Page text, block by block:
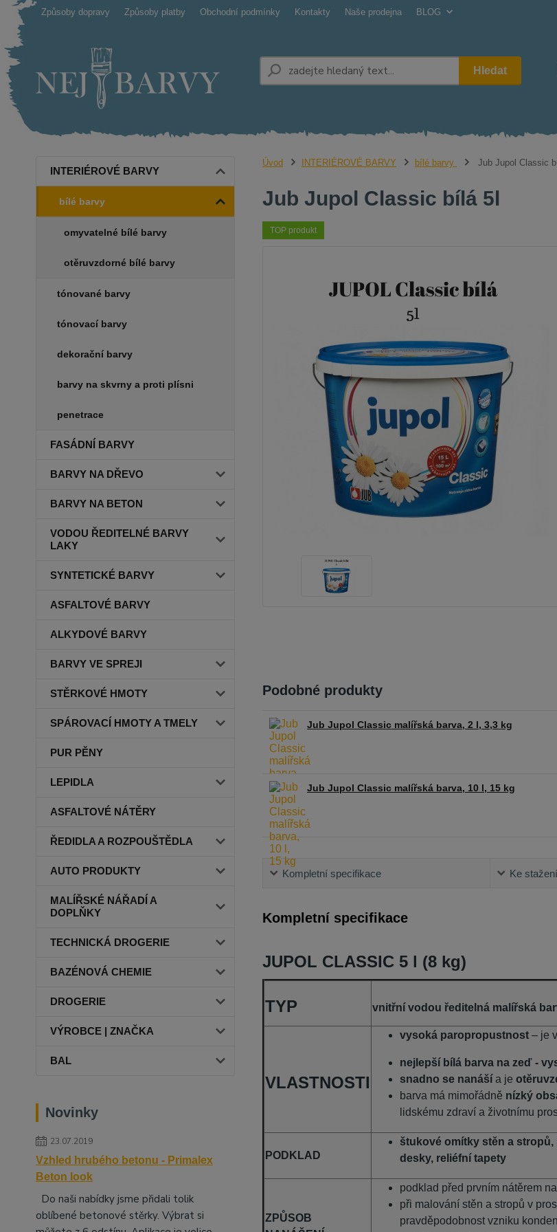
Způsoby dopravy Způsoby platby Obchodní podmínky Kontakty Naše prodejna BLOG
Hledat
INTERIÉROVÉ BARVY
bílé barvy
omyvatelné bílé barvy
otěruvzdorné bílé barvy
tónované barvy
tónovací barvy
dekorační barvy
barvy na skvrny a proti plísni
penetrace
FASÁDNÍ BARVY
BARVY NA DŘEVO
BARVY NA BETON
VODOU ŘEDITELNÉ BARVY
LAKY
SYNTETICKÉ BARVY
ASFALTOVÉ BARVY
ALKYDOVÉ BARVY
BARVY VE SPREJI
STĚRKOVÉ HMOTY
SPÁROVACÍ HMOTY A TMELY
PUR PĚNY
LEPIDLA
ASFALTOVÉ NÁTĚRY
ŘEDIDLA A ROZPOUŠTĚDLA
AUTO PRODUKTY
MALÍŘSKÉ NÁŘADÍ A
DOPLŇKY
TECHNICKÁ DROGERIE
BAZÉNOVÁ CHEMIE
DROGERIE
VÝROBCE | ZNAČKA
BAL
Novinky
23.07.2019
Vzhled hrubého betonu - Primalex
Beton look
Do naši nabídky jsme přidali tolik
oblíbené betonové stěrky. Výbrat si
Úvod INTERIÉROVÉ BARVY bílé barvy Jub Jupol Classic
Jub Jupol Classic bílá 5l
TOP produkt
Podobné produkty
Jub Jupol Classic malířská barva, 2 l, 3,3 kg
Jub Jupol Classic malířská barva, 10 l, 15 kg
Kompletní specifikace Ke stažení
Kompletní specifikace
JUPOL CLASSIC 5 l (8 kg)
TYP vnitřní vodou ředitelná malířská
VLASTNOSTI
vysoká paropropustnost – je
nejlepší bílá barva na zeď -
snadno se nanáší a je
barva má mimořádně nízký
lidskému zdraví a životnímu
PODKLAD
štukové omítky stěn a
desky, reliéfní tapety
ZPŮSOB
podklad před prvním nátěrem
při malování stěn a stropů v
pravděpodobnost vzniku